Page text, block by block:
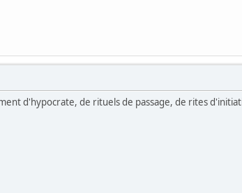
d'hypocrate, de rituels de passage, de rites